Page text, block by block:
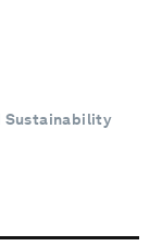
Sustainability